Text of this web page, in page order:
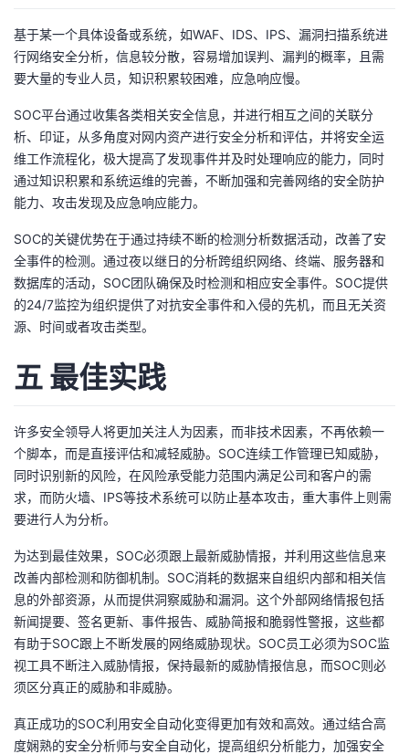
基于某一个具体设备或系统，如WAF、IDS、IPS、漏洞扫描系统进
行网络安全分析，信息较分散，容易增加误判、漏判的概率，且需
要大量的专业人员，知识积累较困难，应急响应慢。
SOC平台通过收集各类相关安全信息，并进行相互之间的关联分
析、印证，从多角度对网内资产进行安全分析和评估，并将安全运
维工作流程化，极大提高了发现事件并及时处理响应的能力，同时
通过知识积累和系统运维的完善，不断加强和完善网络的安全防护
能力、攻击发现及应急响应能力。
SOC的关键优势在于通过持续不断的检测分析数据活动，改善了安
全事件的检测。通过夜以继日的分析跨组织网络、终端、服务器和
数据库的活动，SOC团队确保及时检测和相应安全事件。SOC提供
的24/7监控为组织提供了对抗安全事件和入侵的先机，而且无关资
源、时间或者攻击类型。
五 最佳实践
许多安全领导人将更加关注人为因素，而非技术因素，不再依赖一
个脚本，而是直接评估和减轻威胁。SOC连续工作管理已知威胁，
同时识别新的风险，在风险承受能力范围内满足公司和客户的需
求，而防火墙、IPS等技术系统可以防止基本攻击，重大事件上则需
要进行人为分析。
为达到最佳效果，SOC必须跟上最新威胁情报，并利用这些信息来
改善内部检测和防御机制。SOC消耗的数据来自组织内部和相关信
息的外部资源，从而提供洞察威胁和漏洞。这个外部网络情报包括
新闻提要、签名更新、事件报告、威胁简报和脆弱性警报，这些都
有助于SOC跟上不断发展的网络威胁现状。SOC员工必须为SOC监
视工具不断注入威胁情报，保持最新的威胁情报信息，而SOC则必
须区分真正的威胁和非威胁。
真正成功的SOC利用安全自动化变得更加有效和高效。通过结合高
度娴熟的安全分析师与安全自动化，提高组织分析能力，加强安全